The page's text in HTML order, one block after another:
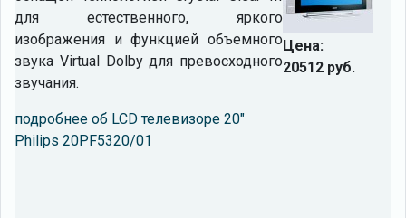
Цена:
20512 руб.
для естественного, яркого
изображения и функцией объемного
звука Virtual Dolby для превосходного
звучания.
подробнее об LCD телевизоре 20"
Philips 20PF5320/01